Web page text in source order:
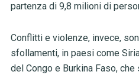
partenza di 9,8 milioni di
Conflitti e violenze, invece,
sfollamenti, in paesi come
del Congo e Burkina Faso,